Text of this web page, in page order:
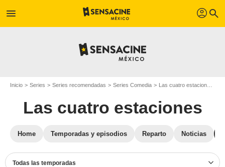
menu profil search
Inicio Series Series recomendadas Series Comedia Las cuatro estaciones
Las cuatro estaciones
Home Temporadas y episodios Reparto Noticias
Todas las temporadas